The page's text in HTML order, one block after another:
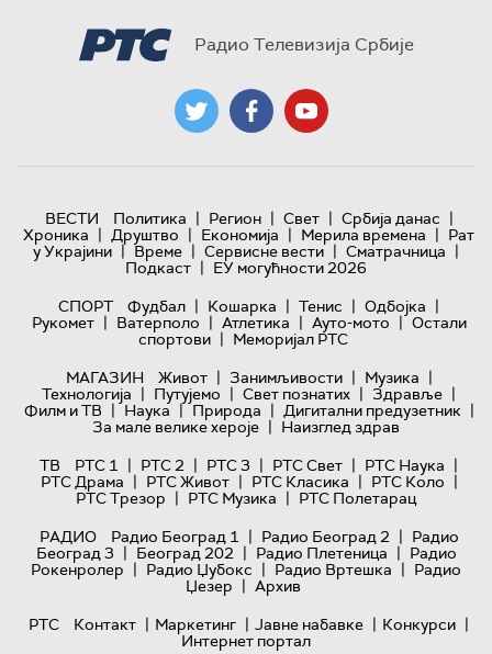
Радио Телевизија Србије
ВЕСТИ Политика | Регион | Свет | Србија данас |
Хроника | Друштво | Економија | Мерила времена | Рат
у Украјини | Време | Сервисне вести | Сматрачница |
Подкаст | ЕУ могућности 2026
СПОРТ
Фудбал | Кошарка | Тенис | Одбојка |
Рукомет | Ватерполо | Атлетика | Ауто-мото | Остали
спортови | Меморијал РТС
МАГАЗИН
Живот | Занимљивости | Музика |
Технологијa | Путујемо | Свет познатих | Здравље |
Филм и ТВ | Наука | Природа | Дигитални предузетник |
За мале велике хероје | Наизглед здрав
ТВ
РТС 1 | РТС 2 | РТС 3 | РТС Свет | РТС Наука |
РТС Драма | РТС Живот | РТС Класика | РТС Коло |
РТС Трезор | РТС Музика | РТС Полетарац
РАДИО
Радио Београд 1 | Радио Београд 2 | Радио
Београд 3 | Београд 202 | Радио Плетеница | Радио
Рокенролер | Радио Џубокс | Радио Вртешка | Радио
Џезер | Архив
РТС
Контакт | Маркетинг | Јавне набавке | Конкурси |
Интернет портал